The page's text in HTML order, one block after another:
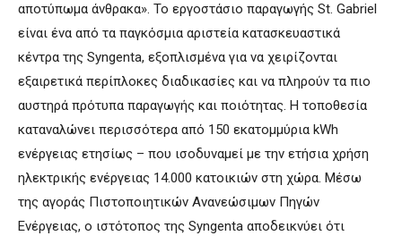
αποτύπωμα άνθρακα». Το εργοστάσιο παραγωγής St. Gabriel
είναι ένα από τα παγκόσμια αριστεία κατασκευαστικά
κέντρα της Syngenta, εξοπλισμένα για να χειρίζονται
εξαιρετικά περίπλοκες διαδικασίες και να πληρούν τα πιο
αυστηρά πρότυπα παραγωγής και ποιότητας. Η τοποθεσία
καταναλώνει περισσότερα από 150 εκατομμύρια kWh
ενέργειας ετησίως – που ισοδυναμεί με την ετήσια χρήση
ηλεκτρικής ενέργειας 14.000 κατοικιών στη χώρα. Μέσω
της αγοράς Πιστοποιητικών Ανανεώσιμων Πηγών
Ενέργειας, ο ιστότοπος της Syngenta αποδεικνύει ότι